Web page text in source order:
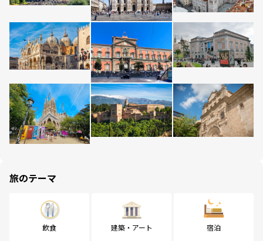
旅のテーマ
飲食 建築・アート 宿泊